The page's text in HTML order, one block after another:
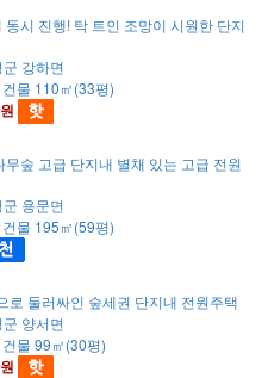
동시 진행! 탁 트인 조망이 시원한 단지
강하면
물 110㎡(33평)
무숲 고급 단지내 별채 있는 고급 전원
용문면
물 195㎡(59평)
로 둘러싸인 숲세권 단지내 전원주택
양서면
물 99㎡(30평)